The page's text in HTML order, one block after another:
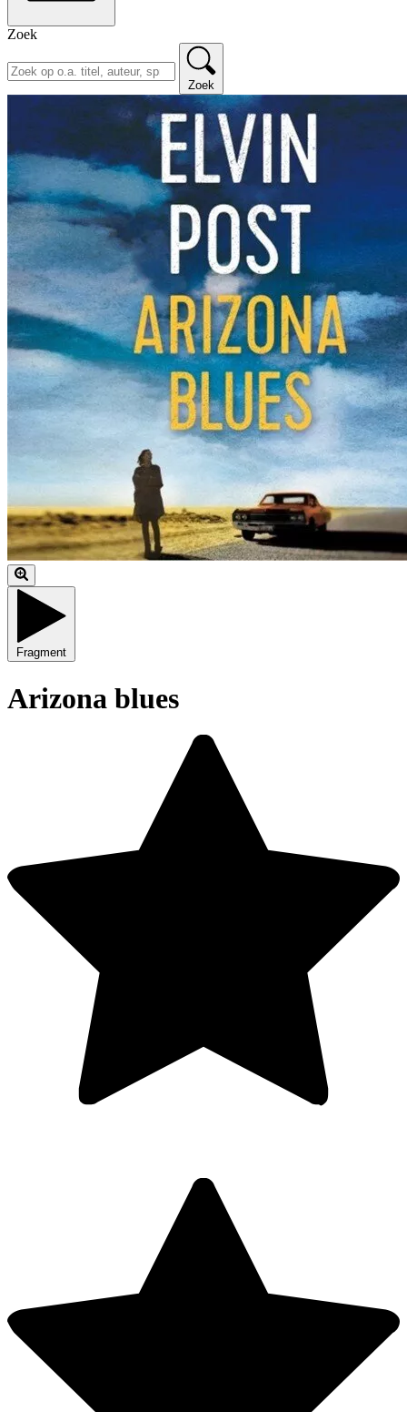
Zoek
Zoek
Fragment
Arizona blues